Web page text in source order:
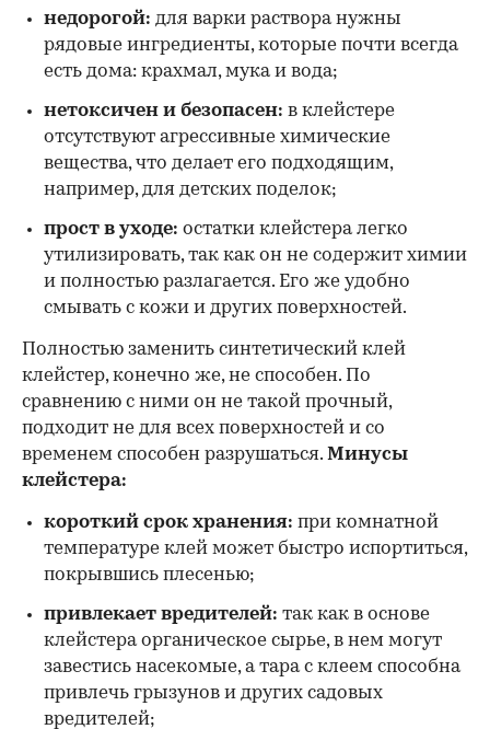
недорогой: для варки раствора нужны
рядовые ингредиенты, которые почти всегда
есть дома: крахмал, мука и вода;
нетоксичен и безопасен: в клейстере
отсутствуют агрессивные химические
вещества, что делает его подходящим,
например, для детских поделок;
прост в уходе: остатки клейстера легко
утилизировать, так как он не содержит химии
и полностью разлагается. Его же удобно
смывать с кожи и других поверхностей.
Полностью заменить синтетический клей
клейстер, конечно же, не способен. По
сравнению с ними он не такой прочный,
подходит не для всех поверхностей и со
временем способен разрушаться. Минусы
клейстера:
короткий срок хранения: при комнатной
температуре клей может быстро испортиться,
покрывшись плесенью;
привлекает вредителей: так как в основе
клейстера органическое сырье, в нем могут
завестись насекомые, а тара с клеем способна
привлечь грызунов и других садовых
вредителей;